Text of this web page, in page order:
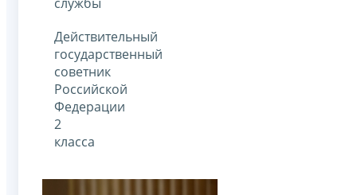
Действительный
государственный
советник
Российской
Федерации
2
класса